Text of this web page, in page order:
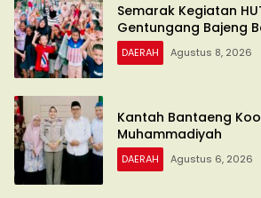
Semarak Kegiatan
Gentungang Bajeng
DAERAH Agustus 8, 2026
Kantah Bantaeng
Muhammadiyah
DAERAH Agustus 6, 2026